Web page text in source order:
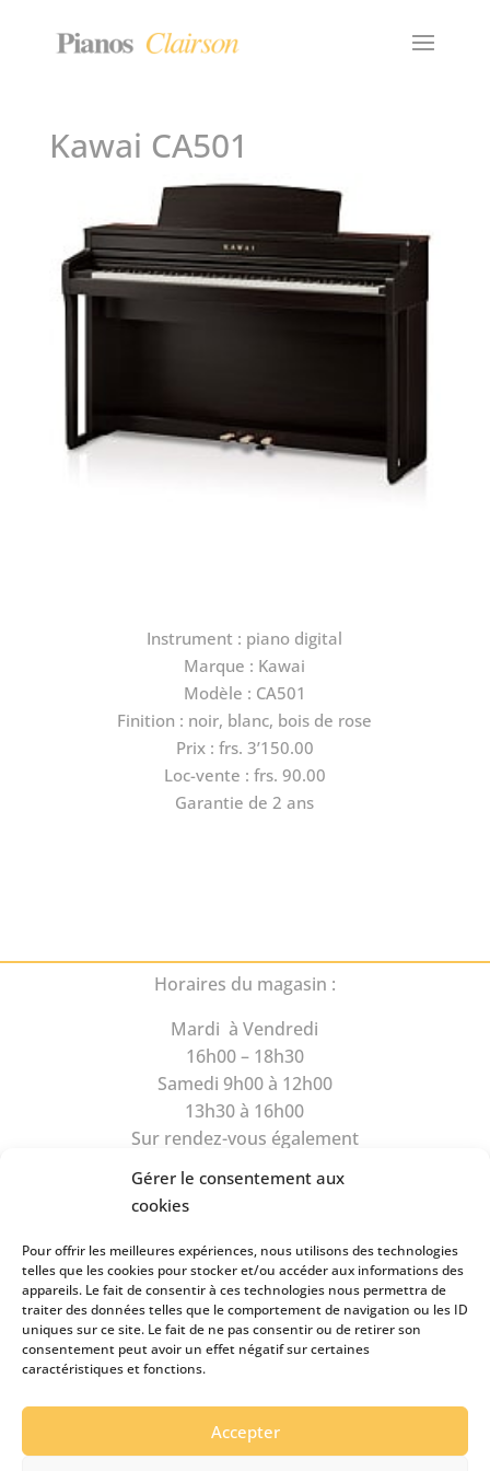
Gérer le consentement aux
cookies
Pour offrir les meilleures expériences, nous utilisons des technologies
telles que les cookies pour stocker et/ou accéder aux informations des
appareils. Le fait de consentir à ces technologies nous permettra de
traiter des données telles que le comportement de navigation ou les ID
uniques sur ce site. Le fait de ne pas consentir ou de retirer son
consentement peut avoir un effet négatif sur certaines
caractéristiques et fonctions.
Accepter
Kawai CA501
Instrument : piano digital
Marque : Kawai
Modèle : CA501
Finition : noir, blanc, bois de rose
Prix : frs. 3’150.00
Loc-vente : frs. 90.00
Garantie de 2 ans
Horaires du magasin :
Mardi à Vendredi
16h00 – 18h30
Samedi 9h00 à 12h00
13h30 à 16h00
Sur rendez-vous également
Rue du Camus 6
1470 Estavayer-le-Lac
Tél026 663 89 39
pianos.clairson@bluewin.ch